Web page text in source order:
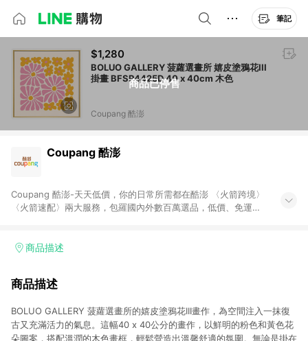
筆記
商品已停售
$1,280
BOLUO GALLERY 菠蘿選畫所 嬉皮塗鴉花III
掛畫 BFSP4425D 40 x 40cm 木色
Coupang 酷澎
Coupang 酷澎
Coupang 酷澎-天天低價，你的日常所需都在酷澎 〈火箭跨境〉
〈火箭速配〉兩大服務，包羅國內外數百萬選品，低價、免運，
加入WOW會員告別湊免運，火箭速配、火箭跨境優質選品不限金
商品描述
商品描述
BOLUO GALLERY 菠蘿選畫所的嬉皮塗鴉花III畫作，為空間注入一抹復
古又充滿活力的氣息。這幅40 x 40公分的畫作，以鮮明的粉色和黃色花
朵圖案，搭配溫潤的木色畫框，輕鬆營造出溫馨舒適的氛圍。無論是掛在